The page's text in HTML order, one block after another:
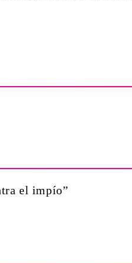
el impío”